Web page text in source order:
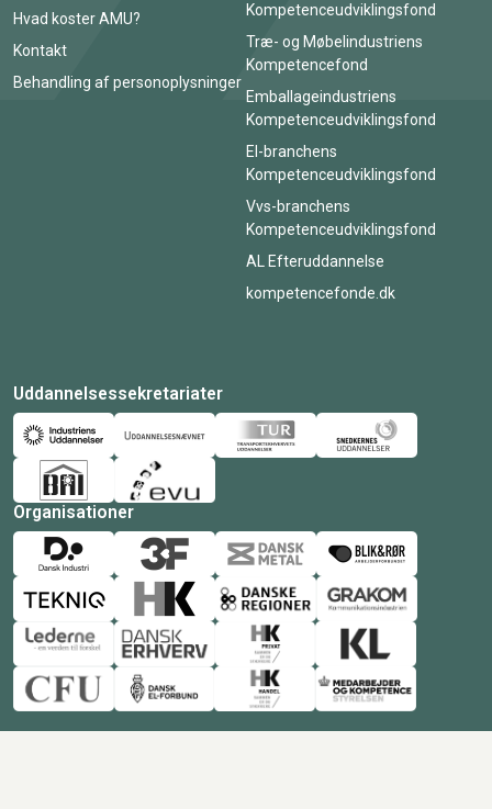
Hvad koster AMU?
Kontakt
Behandling af personoplysninger
Kompetenceudviklingsfond
Træ- og Møbelindustriens
Kompetencefond
Emballageindustriens
Kompetenceudviklingsfond
El-branchens
Kompetenceudviklingsfond
Vvs-branchens
Kompetenceudviklingsfond
AL Efteruddannelse
kompetencefonde.dk
Uddannelsessekretariater
Organisationer